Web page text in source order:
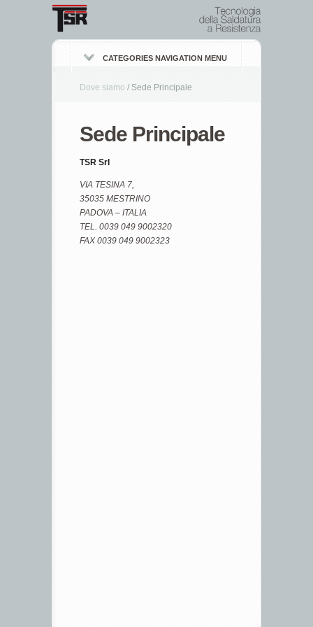
CATEGORIES NAVIGATION MENU
Dove siamo / Sede Principale
Sede Principale
TSR Srl
VIA TESINA 7,
35035 MESTRINO
PADOVA – ITALIA
TEL. 0039 049 9002320
FAX 0039 049 9002323